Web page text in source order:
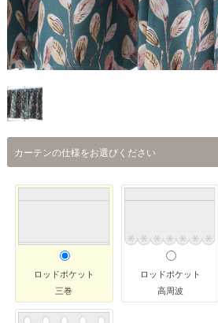
カーテンの仕様をお選びください
ロッドポケット
三巻
ロッドポケット
高周波